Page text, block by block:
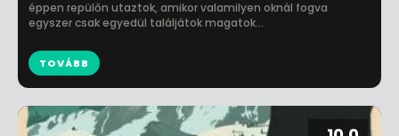
éppen repülőn utaztok, amikor valamilyen oknál fogva
egyszer csak egyedül találjátok magatok...
TOVÁBB